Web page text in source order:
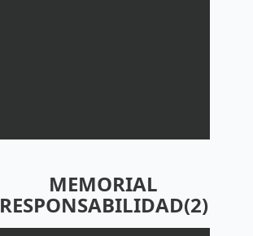
MEMORIAL
RESPONSABILIDAD(2)